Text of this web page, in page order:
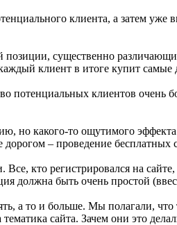
клиента, а затем
существенно
клиент в итоге купит
потенциальных клиентов
но какого-то ощутимого
– проведение бесплатных
кто регистрировался на
должна быть очень простой
а то и больше. Мы полагали,
сайта. Зачем они это